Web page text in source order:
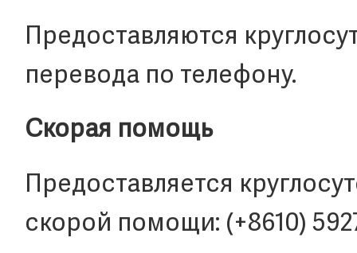
Предоставляются
перевода по телефону.
Скорая помощь
Предоставляется
скорой помощи: (+8610)